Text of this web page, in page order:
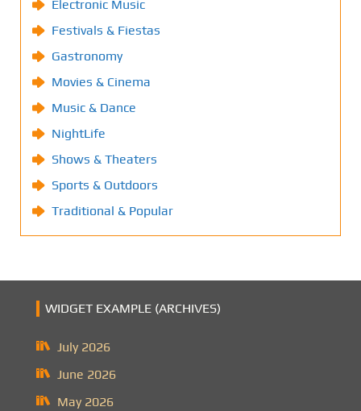
Electronic Music
Festivals & Fiestas
Gastronomy
Movies & Cinema
Music & Dance
NightLife
Shows & Theaters
Sports & Outdoors
Traditional & Popular
WIDGET EXAMPLE (ARCHIVES)
July 2026
June 2026
May 2026